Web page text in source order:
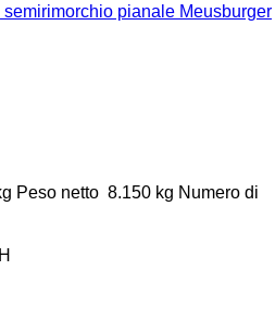
semirimorchio pianale Meusburger
Peso netto 8.150 kg Numero di